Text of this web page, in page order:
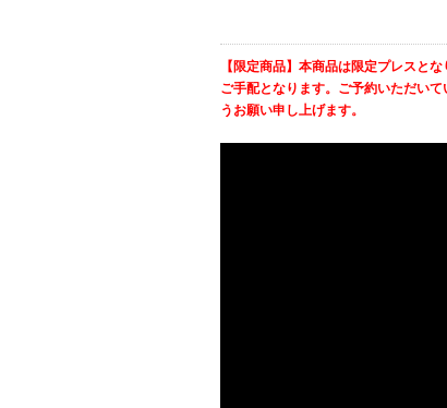
【限定商品】本商品は限定プレスと
ご手配となります。ご予約いただい
うお願い申し上げます。